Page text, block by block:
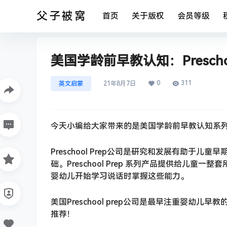
父子被窝 首页 关于版权 会员等级
美国学龄前早教认知：
英文启蒙 21年8月7日 0 311
今天小编给大家带来的是美国学龄前早教认知系
Preschool Prep公司是研究和发展有助于儿童早
础。Preschool Prep 系列产品提供给儿童一整
婴幼儿开始学习说话时掌握这些能力。
美国Preschool prep公司是最早注重婴幼儿早教
推荐！